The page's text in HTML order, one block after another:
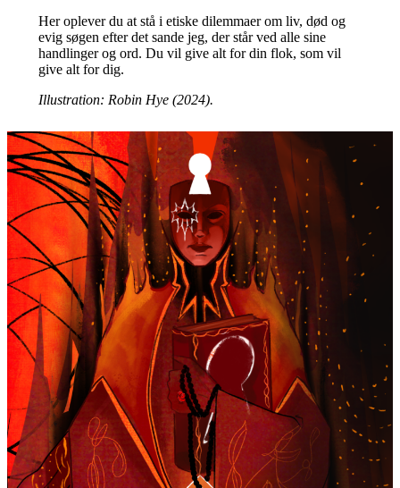
Her oplever du at stå i etiske dilemmaer om liv, død og
evig søgen efter det sande jeg, der står ved alle sine
handlinger og ord. Du vil give alt for din flok, som vil
give alt for dig.
Illustration: Robin Hye (2024).